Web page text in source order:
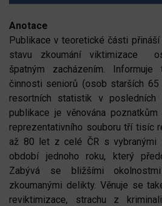
Anotace
Publikace v teoretické části
stavu zkoumání viktimizace
špatným zacházením.
činnosti seniorů (osob starších
resortních statistik v posledních
publikace je věnována
reprezentativního souboru tří tisíc
až 80 let z celé ČR s vybranými
období jednoho roku, který
Zabývá se bližšími
zkoumanými delikty. Věnuje se
reviktimizace, strachu z